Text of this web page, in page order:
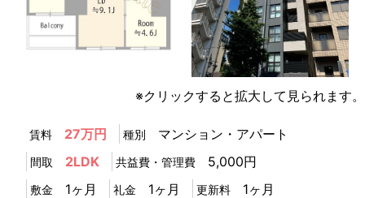
※クリックすると拡大して見られます。
賃料 27万円 種別 マンション・アパート
間取 2LDK 共益費・管理費 5,000円
敷金 1ヶ月 礼金 1ヶ月 更新料 1ヶ月